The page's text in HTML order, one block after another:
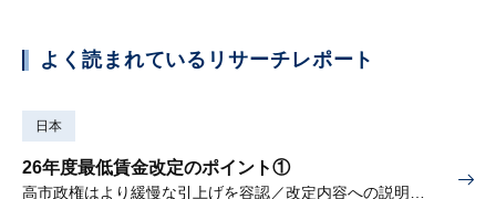
よく読まれているリサーチレポート
日本
26年度最低賃金改定のポイント①
高市政権はより緩慢な引上げを容認／改定内容への説明責任が焦点